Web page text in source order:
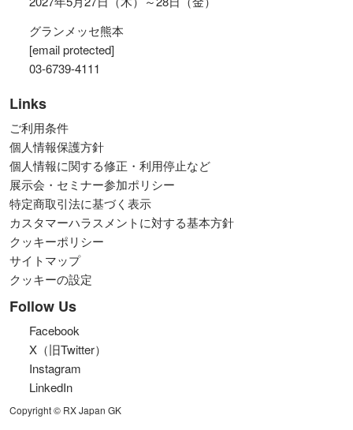
グランメッセ熊本
[email protected]
03-6739-4111
Links
ご利用条件
個人情報保護方針
個人情報に関する修正・利用停止など
展示会・セミナー参加ポリシー
特定商取引法に基づく表示
カスタマーハラスメントに対する基本方針
クッキーポリシー
サイトマップ
クッキーの設定
Follow Us
Facebook
X（旧Twitter）
Instagram
LinkedIn
Copyright © RX Japan GK